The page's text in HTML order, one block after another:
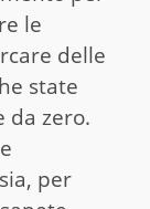
le
delle
state
da zero.
per